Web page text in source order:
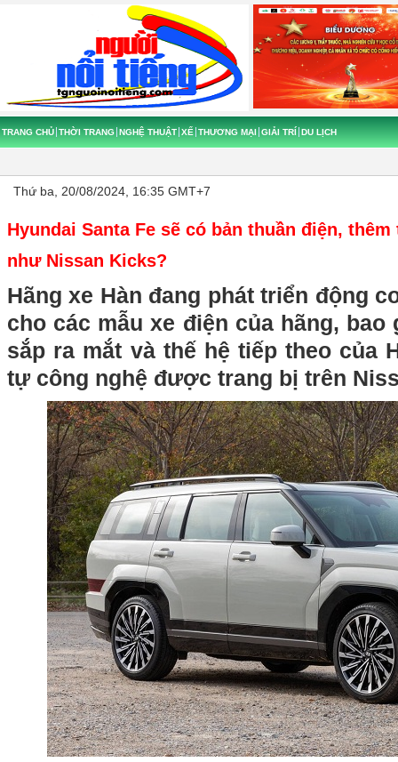
TRANG CHỦ THỜI TRANG NGHỆ THUẬT XẾ THƯƠNG MẠI GIẢI TRÍ DU LỊCH
Thứ ba, 20/08/2024, 16:35 GMT+7
Hyundai Santa Fe sẽ có bản thuần điện,
như Nissan Kicks?
Hãng xe Hàn đang phát triển động
cho các mẫu xe điện của hãng, bao
sắp ra mắt và thế hệ tiếp theo của
tự công nghệ được trang bị trên